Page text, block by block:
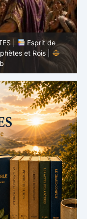
|
Étude
– Devant la